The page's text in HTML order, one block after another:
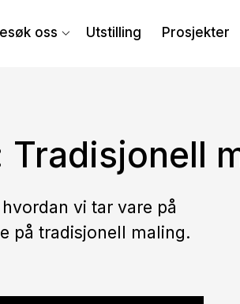
oss Utstilling Prosjekter
vi tar vare på
på tradisjonell maling.